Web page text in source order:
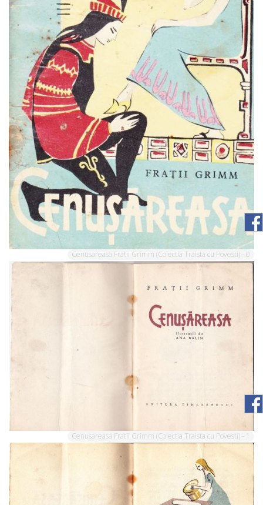
Cenusareasa Fratii Grimm (Colectia Traista cu Povesti) - 0
Cenusareasa Fratii Grimm (Colectia Traista cu Povesti) - 1